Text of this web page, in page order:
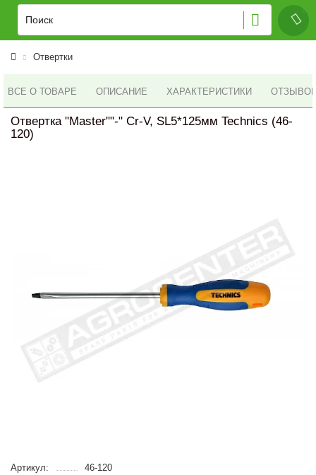
Отвертки
ВСЕ О ТОВАРЕ ОПИСАНИЕ ХАРАКТЕРИСТИКИ ОТЗЫВОВ
Отвертка "Master""-" Cr-V, SL5*125мм Technics (46-
120)
Артикул:
46-120